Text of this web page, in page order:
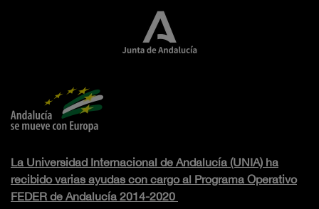
La Universidad Internacional de Andalucía (UNIA) ha
recibido varias ayudas con cargo al Programa Operativo
FEDER de Andalucía 2014-2020